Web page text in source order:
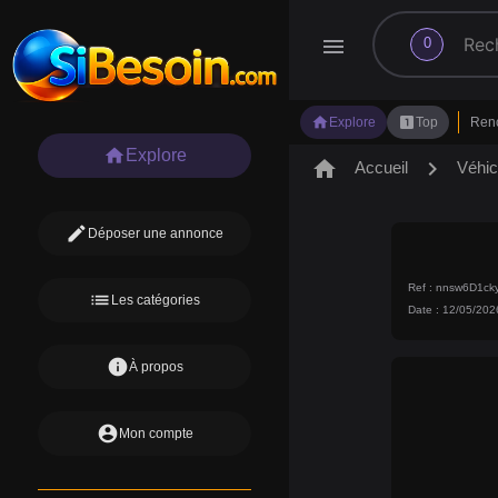
menu 0
search
home Explore looks_oneTop
home Explore
edit Déposer une annonce
list Les catégories
infoÀ propos
account_circle Mon compte
home Accueil chevron_right
Ref :
Date : 12/05/